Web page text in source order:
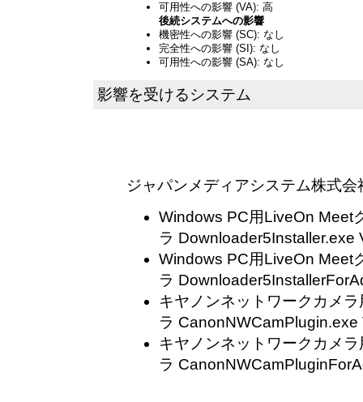
可用性への影響 (VA): 高
後続システムへの影響
機密性への影響 (SC): なし
完全性への影響 (SI): なし
可用性への影響 (SA): なし
影響を受けるシステム
ジャパンメディアシステム株式会
Windows PC用LiveOn Meet
ラ Downloader5Installer.exe
Windows PC用LiveOn Meet
ラ
キヤノンネットワークカメ
ラ CanonNWCamPlugin.exe
キヤノンネットワークカメ
ラ